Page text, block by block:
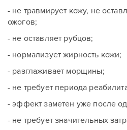
- не травмирует кожу, не
ожогов;
- не оставляет рубцов;
- нормализует жирность кожи;
- разглаживает морщины;
- не требует периода
- эффект заметен уже после
- не требует значительных